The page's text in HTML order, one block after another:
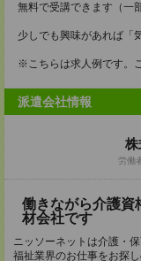
無料で受講できます（一
少しでも興味があれば「
※こちらは求人例です。
派遣会社情報
株
労働
働きながら介護
材会社です
ニッソーネットは介護・
福祉業界のお仕事をお探